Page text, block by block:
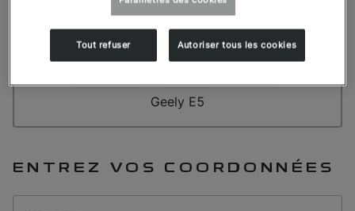
Geely E5
ENTREZ VOS COORDONNÉES
Tout refuser Autoriser tous les cookies